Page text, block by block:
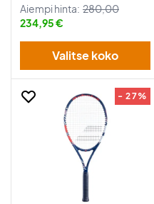
Aiempi hinta: 280,00
234,95 €
Valitse koko
- 27%